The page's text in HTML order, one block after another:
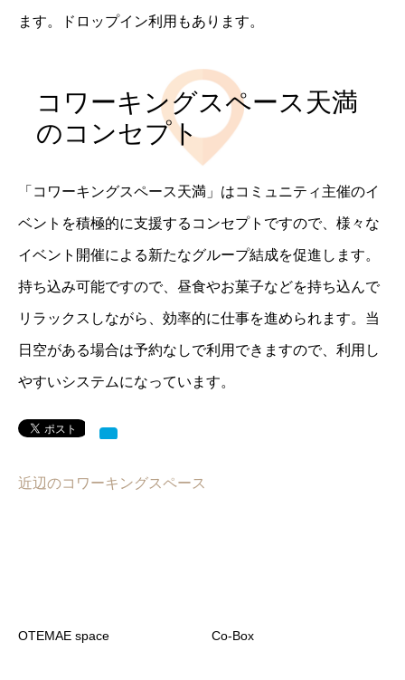
ます。ドロップイン利用もあります。
コワーキングスペース天満
のコンセプト
「コワーキングスペース天満」はコミュニティ主催のイ
ベントを積極的に支援するコンセプトですので、様々な
イベント開催による新たなグループ結成を促進します。
持ち込み可能ですので、昼食やお菓子などを持ち込んで
リラックスしながら、効率的に仕事を進められます。当
日空がある場合は予約なしで利用できますので、利用し
やすいシステムになっています。
近辺のコワーキングスペース
OTEMAE space Co-Box